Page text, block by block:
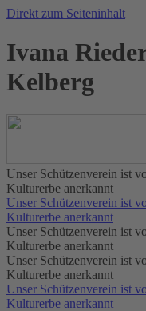
Direkt zum Seiteninhalt
Ivana
Kelberg
Unser Schützenverein ist
Kulturerbe anerkannt
Unser Schützenverein ist
Kulturerbe anerkannt
Unser Schützenverein ist
Kulturerbe anerkannt
Unser Schützenverein ist
Kulturerbe anerkannt
Unser Schützenverein ist
Kulturerbe anerkannt